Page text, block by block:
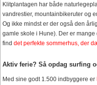
Klitplantagen har både
vandrestier, mountainbikeruter og
Og ikke mindst er der også den
gamle skole i Hune). Der er
find det perfekte sommerhus, der
Aktiv ferie? Så opdag surfing
Med sine godt 1.500 indbyggere er